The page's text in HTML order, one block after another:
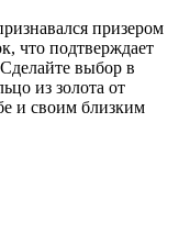
призером
что подтверждает
выбор в
из золота от
и своим близким